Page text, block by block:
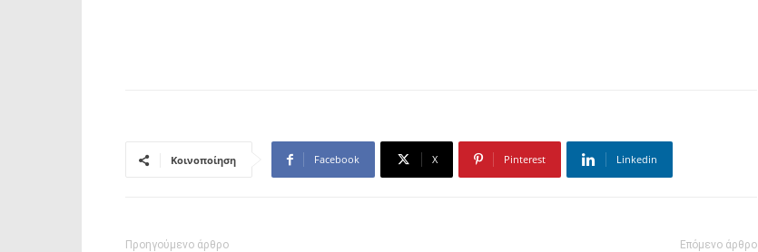
Κοινοποίηση Facebook X Pinterest Linkedin
Προηγούμενο άρθρο Επόμενο άρθρο